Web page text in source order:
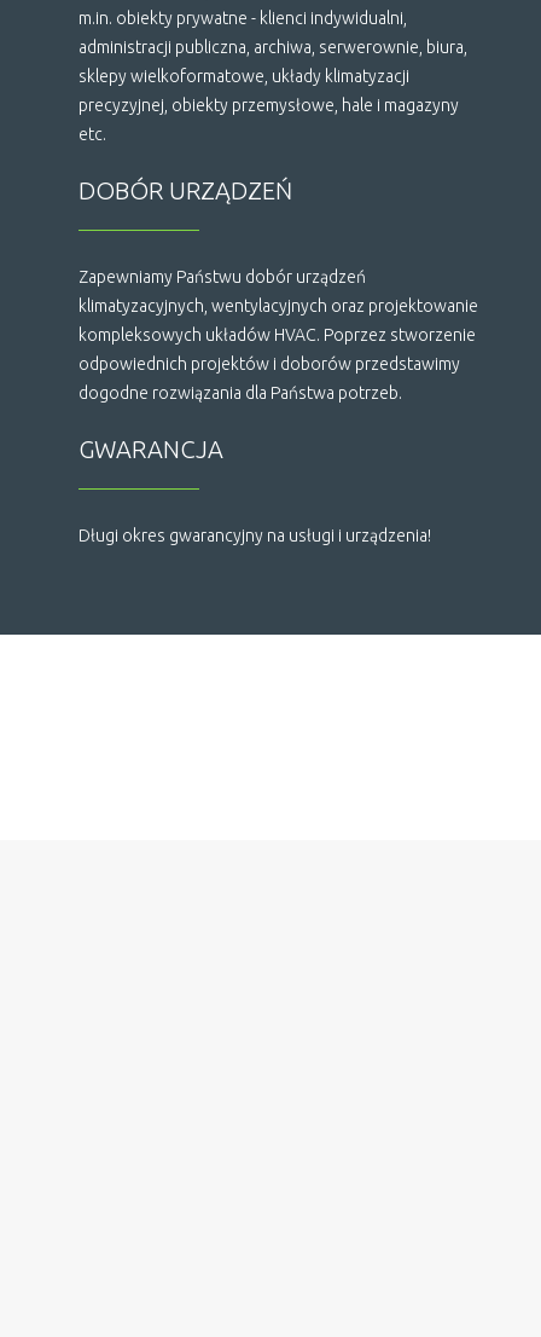
m.in. obiekty prywatne - klienci indywidualni,
administracji publiczna, archiwa, serwerownie, biura,
sklepy wielkoformatowe, układy klimatyzacji
precyzyjnej, obiekty przemysłowe, hale i magazyny
etc.
DOBÓR URZĄDZEŃ
Zapewniamy Państwu dobór urządzeń
klimatyzacyjnych, wentylacyjnych oraz projektowanie
kompleksowych układów HVAC. Poprzez stworzenie
odpowiednich projektów i doborów przedstawimy
dogodne rozwiązania dla Państwa potrzeb.
GWARANCJA
Długi okres gwarancyjny na usługi i urządzenia!